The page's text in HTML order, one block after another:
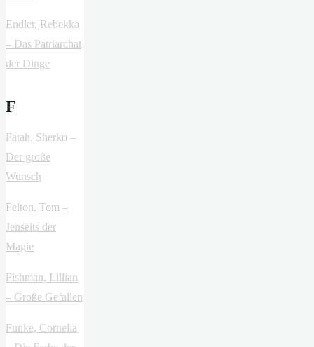
Endler, Rebekka
– Das Patriarchat
der Dinge
F
Fatah, Sherko –
Der große
Wunsch
Felton, Tom –
Jenseits der
Magie
Fishman, Lillian
– Große Gefallen
Funke, Cornelia